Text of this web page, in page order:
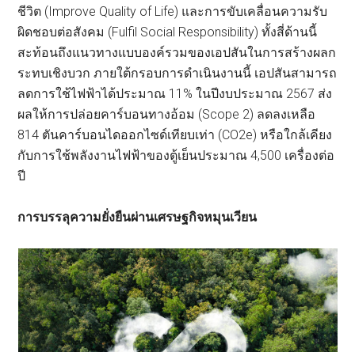
ชีวิต (Improve Quality of Life) และการขับเคลื่อนความรับ
ผิดชอบต่อสังคม (Fulfil Social Responsibility) ทั้งสี่ด้านนี้
สะท้อนถึงแนวทางแบบองค์รวมของเอปสันในการสร้างผลก
ระทบเชิงบวก ภายใต้กรอบการดำเนินงานนี้ เอปสันสามารถ
ลดการใช้ไฟฟ้าได้ประมาณ 11% ในปีงบประมาณ 2567 ส่ง
ผลให้การปล่อยคาร์บอนทางอ้อม (Scope 2) ลดลงเหลือ
814 ตันคาร์บอนไดออกไซด์เทียบเท่า (CO2e) หรือใกล้เคียง
กับการใช้พลังงานไฟฟ้าของตู้เย็นประมาณ 4,500 เครื่องต่อ
ปี
การบรรลุความยั่งยืนผ่านเศรษฐกิจหมุนเวียน